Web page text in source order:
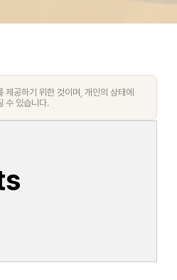
제공하기 위한 것이며, 개인의 상태에
수 있습니다.